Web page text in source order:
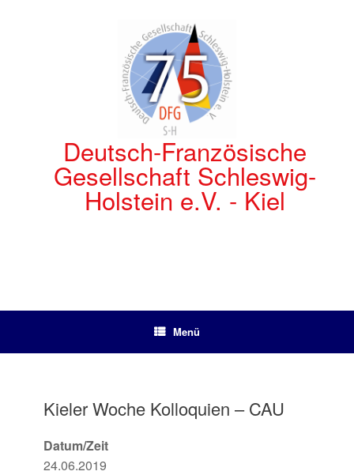
Deutsch-Französische
Gesellschaft Schleswig-
Holstein e.V. - Kiel
Menü
Kieler Woche Kolloquien – CAU
Datum/Zeit
24.06.2019